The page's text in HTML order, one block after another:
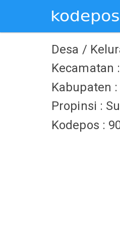
Desa /
Kecamatan
Kabupaten
Propinsi :
Kodepos :